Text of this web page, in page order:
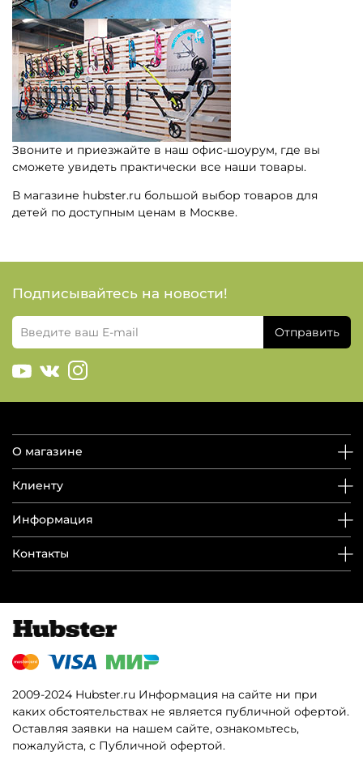
Звоните и приезжайте в наш офис-шоурум, где вы
сможете увидеть практически все наши товары.
В магазине hubster.ru большой выбор товаров для
детей по доступным ценам в Москве.
Подписывайтесь на новости!
Отправить
О магазине
Клиенту
Информация
Контакты
2009-2024 Hubster.ru Информация на сайте ни при
каких обстоятельствах не является публичной офертой.
Оставляя заявки на нашем сайте, ознакомьтесь,
пожалуйста, с Публичной офертой.